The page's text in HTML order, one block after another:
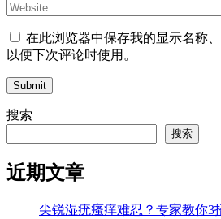
在此浏览器中保存我的显示名称
以便下次评论时使用。
Submit
搜索
搜索
近期文章
尖锐湿疣瘙痒难忍？专家教你3